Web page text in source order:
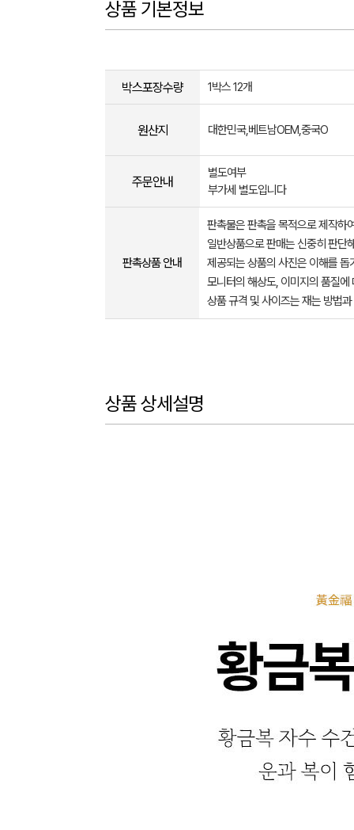
상품 기본정보
박스포장수량 1박스 12개
원산지 대한민국,베트남OEM,중국O
주문안내
별도여부
부가세 별도입니다
판촉상품 안내
판촉물은 판촉을 목적으로 제작하
일반상품으로 판매는 신중히 판단
제공되는 상품의 사진은 이해를
모니터의 해상도, 이미지의 품질
상품 규격 및 사이즈는 재는 방법
상품 상세설명